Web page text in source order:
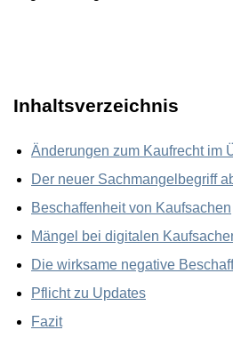
Inhaltsverzeichnis
Änderungen zum Kaufrecht im
Der neuer Sachmangelbegriff
Beschaffenheit von Kaufsachen
Mängel bei digitalen
Die wirksame negative
Pflicht zu Updates
Fazit